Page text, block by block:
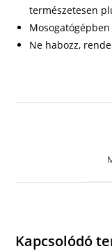
természetesen
Ne habozz,
Kapcsolódó